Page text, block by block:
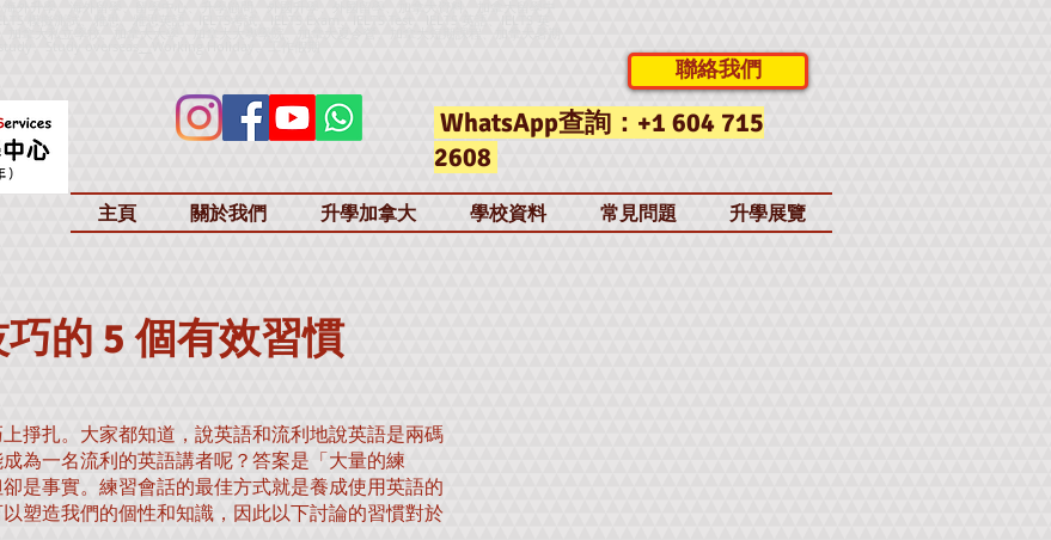
聯絡我們
WhatsApp查詢：+1 604 715
2608
主頁 關於我們 升學加拿大 學校資料 常見問題 升學展覽
的 5 個有效習慣
掙扎。大家都知道，說英語和流利地說英語是兩碼
為一名流利的英語講者呢？答案是「大量的練
是事實。練習會話的最佳方式就是養成使用英語的
塑造我們的個性和知識，因此以下討論的習慣對於